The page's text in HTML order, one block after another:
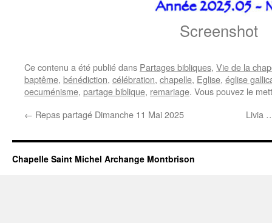
Screenshot
Ce contenu a été publié dans Partages bibliques, Vie de la
baptême, bénédiction, célébration, chapelle, Eglise, église
oecuménisme, partage biblique, remariage. Vous pouvez le
← Repas partagé Dimanche 11 Mai 2025 Livia
Chapelle Saint Michel Archange Montbrison